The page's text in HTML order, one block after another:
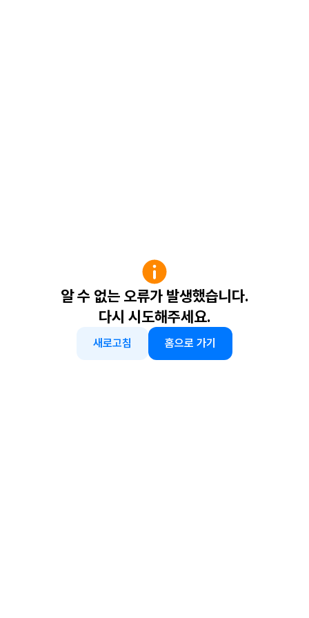
알 수 없는 오류가 발생했습니다.
다시 시도해주세요.
새로고침 홈으로 가기